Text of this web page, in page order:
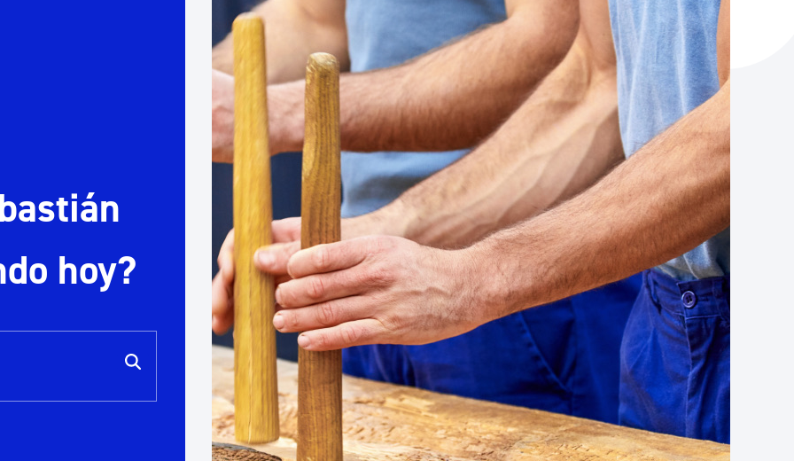
Desarrollo económico y empleo
Igualdad, Derechos Humanos y convivencia
Cultura
Turismo
Administración municipal
Tablón de anuncios oficiales
Calendario fiscal
Portal de transparencia
Catálogo de trámites
Ayuda a la tramitación
hoy?